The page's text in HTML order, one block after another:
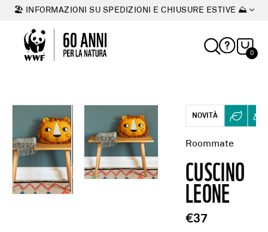
🏖 INFORMAZIONI SU SPEDIZIONI E CHIUSURE ESTIVE ⛰
0
NOVITÀ
Roommate
CUSCINO
LEONE
€37